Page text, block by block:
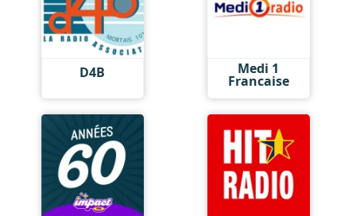
D4B Medi 1
Francaise